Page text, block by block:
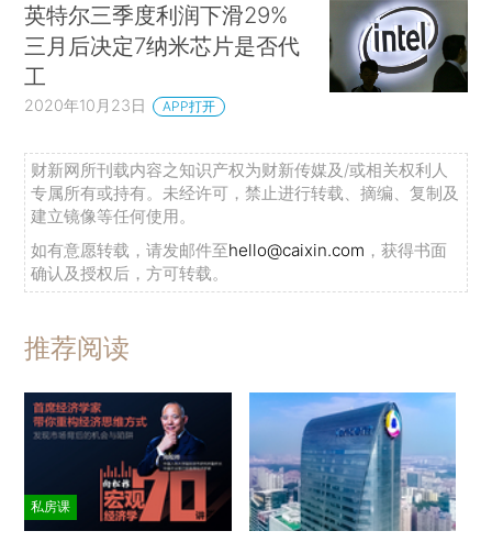
英特尔三季度利润下滑29%
三月后决定7纳米芯片是否代
工
2020年10月23日 APP打开
财新网所刊载内容之知识产权为财新传媒及/或相关权利人
专属所有或持有。未经许可，禁止进行转载、摘编、复制及
建立镜像等任何使用。
如有意愿转载，请发邮件至hello@caixin.com ，获得书面
确认及授权后，方可转载。
推荐阅读
私房课